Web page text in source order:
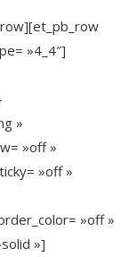
»4_4″]
»
»off »
»off »
»off »
»]